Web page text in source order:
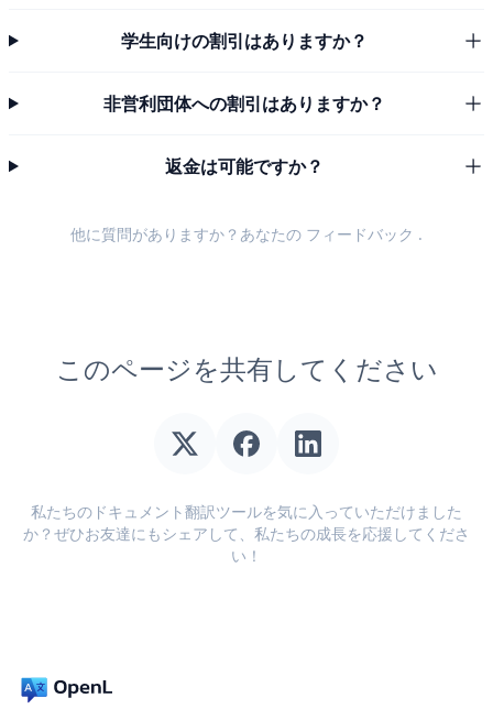
学生向けの割引はありますか？
非営利団体への割引はありますか？
返金は可能ですか？
他に質問がありますか？あなたの フィードバック .
このページを共有してください
私たちのドキュメント翻訳ツールを気に入っていただけました
か？ぜひお友達にもシェアして、私たちの成長を応援してくださ
い！